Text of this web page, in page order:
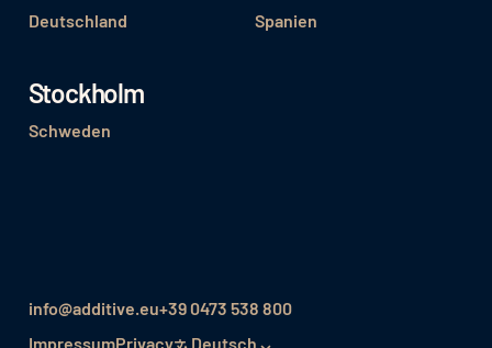
Deutschland Spanien
Stockholm
Schweden
info@additive.eu+39 0473 538 800
ImpressumPrivacy Deutsch